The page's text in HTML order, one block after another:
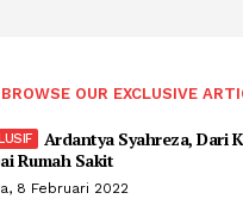
BROWSE OUR EXCLUSIVE
Ardantya Syahreza, Dari
Rumah Sakit
8 Februari 2022